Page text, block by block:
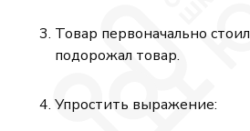
Товар первоначально стоил
подорожал товар.
Упростить выражение: